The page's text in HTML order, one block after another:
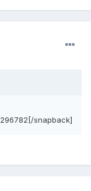
296782[/snapback]